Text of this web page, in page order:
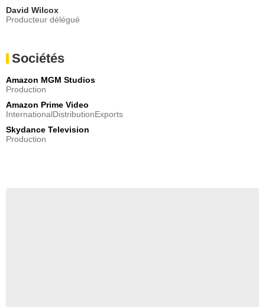
David Wilcox
Producteur délégué
Sociétés
Amazon MGM Studios
Production
Amazon Prime Video
InternationalDistributionExports
Skydance Television
Production